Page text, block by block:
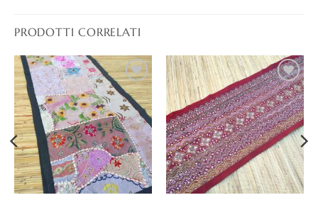
PRODOTTI CORRELATI
Aggiungi
alla lista
dei
desideri
Aggiungi
alla lista
dei
desideri